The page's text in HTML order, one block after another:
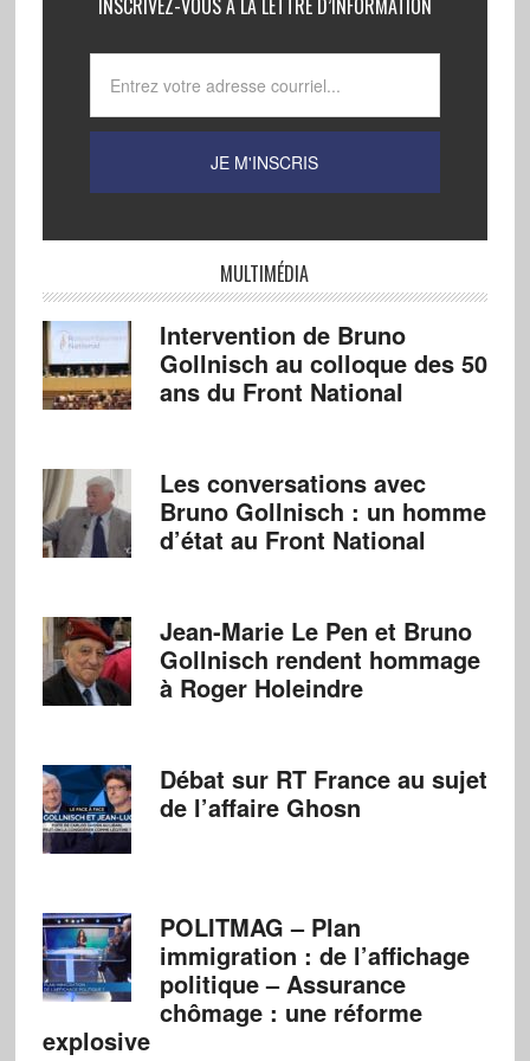
INSCRIVEZ-VOUS À LA LETTRE D’INFORMATION
MULTIMÉDIA
Intervention de Bruno
Gollnisch au colloque des 50
ans du Front National
Les conversations avec
Bruno Gollnisch : un homme
d’état au Front National
Jean-Marie Le Pen et Bruno
Gollnisch rendent hommage
à Roger Holeindre
Débat sur RT France au sujet
de l’affaire Ghosn
POLITMAG – Plan
immigration : de l’affichage
politique – Assurance
chômage : une réforme
explosive